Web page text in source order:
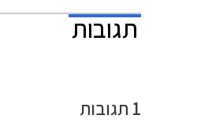
תגובות
1 תגובות